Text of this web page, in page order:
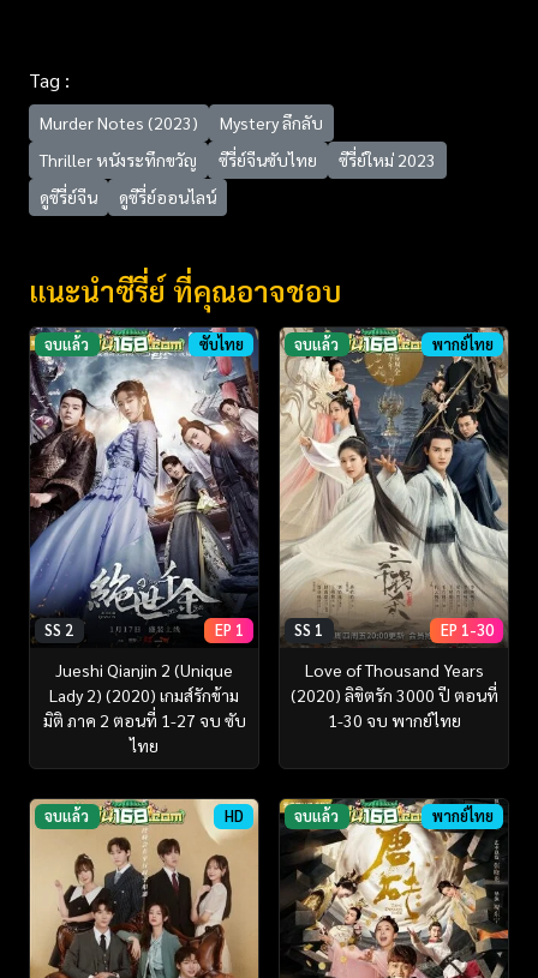
Tag :
Murder Notes (2023)
Mystery ลึกลับ
Thriller หนังระทึกขวัญ
ซีรี่ย์จีนซับไทย
ซีรี่ย์ใหม่ 2023
ดูซีรี่ย์จีน
ดูซีรี่ย์ออนไลน์
แนะนำซีรี่ย์ ที่คุณอาจชอบ
จบแล้ว ซับไทย
SS 2 EP 1
Jueshi Qianjin 2 (Unique
Lady 2) (2020) เกมส์รักข้าม
มิติ ภาค 2 ตอนที่ 1-27 จบ ซับ
ไทย
จบแล้ว พากย์ไทย
SS 1 EP 1-30
Love of Thousand Years
(2020) ลิขิตรัก 3000 ปี ตอนที่
1-30 จบ พากย์ไทย
จบแล้ว HD จบแล้ว พากย์ไทย